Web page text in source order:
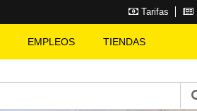
Tarifas
EMPLEOS TIENDAS